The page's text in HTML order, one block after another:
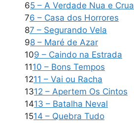
65 – A Verdade Nua e Crua
76 – Casa dos Horrores
87 – Segurando Vela
98 – Maré de Azar
109 – Caindo na Estrada
1110 – Bons Tempos
1211 – Vai ou Racha
1312 – Apertem Os Cintos
1413 – Batalha Neval
1514 – Quebra Tudo